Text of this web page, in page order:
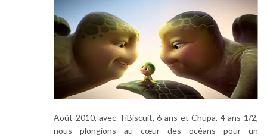
Août 2010, avec TiBiscuit, 6 ans et Chupa, 4 ans 1/2,
nous plongions au cœur des océans pour un